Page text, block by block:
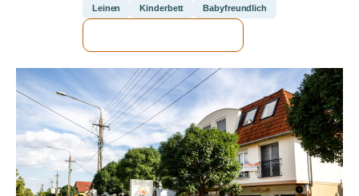
Leinen Kinderbett Babyfreundlich